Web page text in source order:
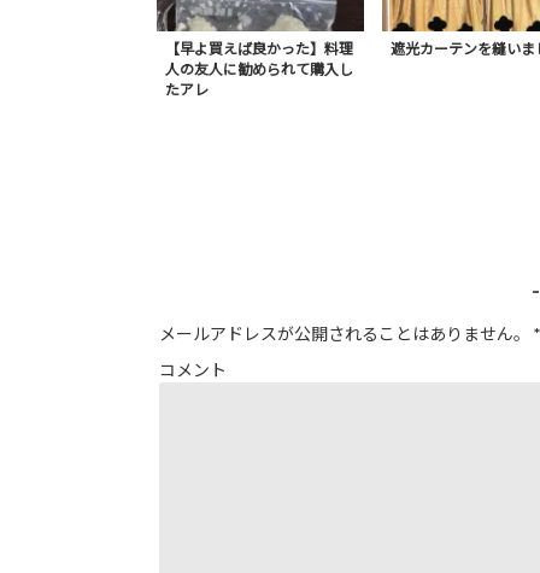
【早よ買えば良かった】料理
人の友人に勧められて購入し
たアレ
遮光カーテンを縫いま
メールアドレスが公開されることはありません。
*
コメント